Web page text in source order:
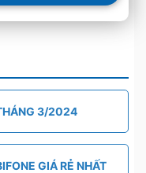
3/2024
GIÁ RẺ NHẤT